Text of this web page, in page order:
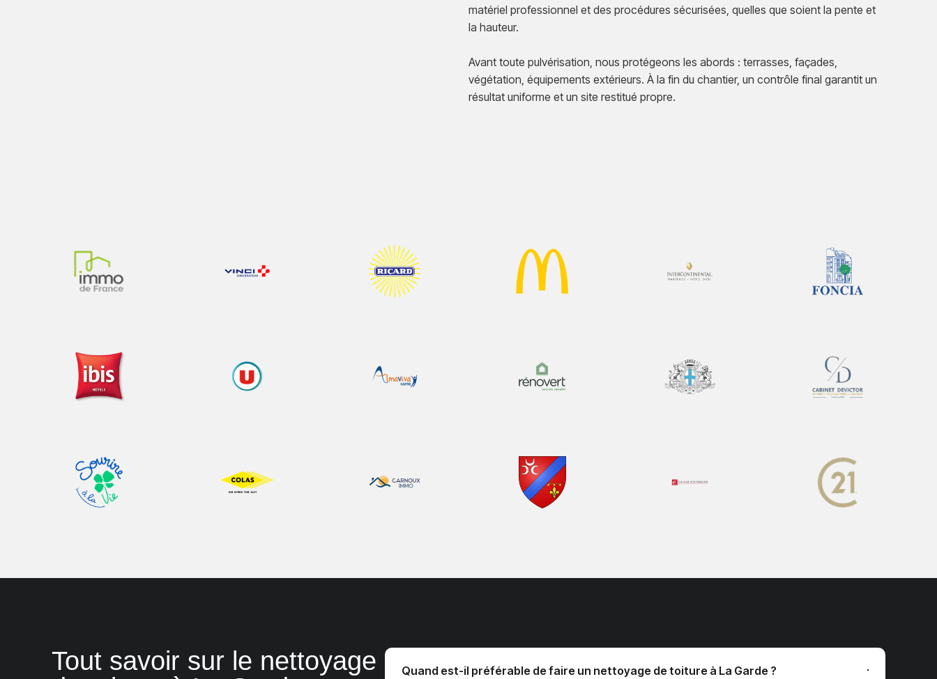
matériel professionnel et des procédures sécurisées, quelles que soient la pente et
la hauteur.
Avant toute pulvérisation, nous protégeons les abords : terrasses, façades,
végétation, équipements extérieurs. À la fin du chantier, un contrôle final garantit un
résultat uniforme et un site restitué propre.
Tout savoir sur le nettoyage
Quand est-il préférable de faire un nettoyage de toiture à La Garde ?